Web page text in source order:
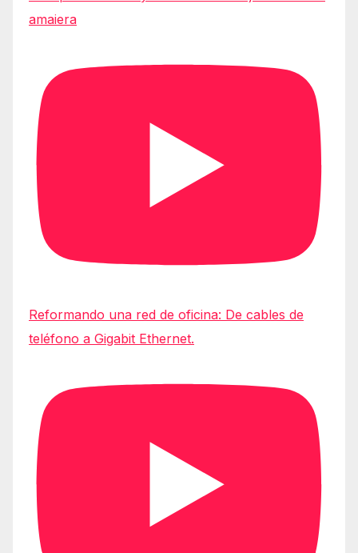
amaiera
Reformando una red de oficina: De cables de
teléfono a Gigabit Ethernet.